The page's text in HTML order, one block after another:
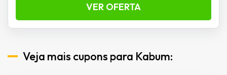
VER OFERTA
Veja mais cupons para Kabum: